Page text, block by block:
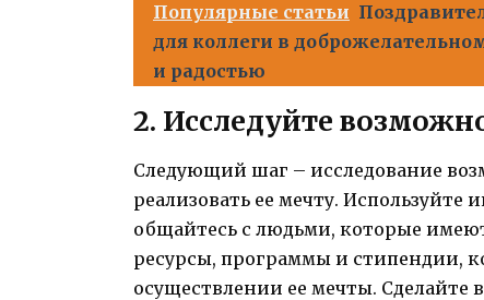
Популярные статьи
для коллеги в
и радостью
2. Исследуйте
Следующий шаг – исследование
реализовать ее мечту.
общайтесь с людьми, которые
ресурсы, программы и стипендии,
осуществлении ее мечты. Сделайте